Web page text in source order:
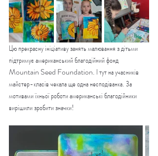
Цю прекрасну ініціативу занять малювання з дітьми
підтримує американський благодійний фонд
Mountain Seed Foundation. І тут на учасників
майстер-класів чекала ще одна несподіванка. За
мотивами їхньої роботи американські благодійники
вирішили зробити значки!